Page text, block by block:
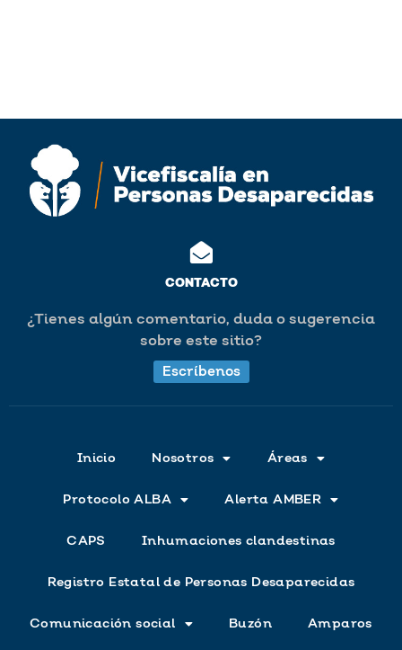
CONTACTO
¿Tienes algún comentario, duda o sugerencia
sobre este sitio?
Escríbenos
Inicio Nosotros Áreas
Protocolo ALBA Alerta AMBER
CAPS Inhumaciones clandestinas
Registro Estatal de Personas Desaparecidas
Comunicación social Buzón Amparos